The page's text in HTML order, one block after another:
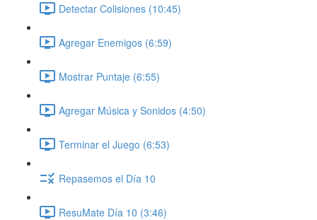
Detectar Colisiones (10:45)
Agregar Enemigos (6:59)
Mostrar Puntaje (6:55)
Agregar Música y Sonidos (4:50)
Terminar el Juego (6:53)
Repasemos el Día 10
ResuMate Día 10 (3:46)